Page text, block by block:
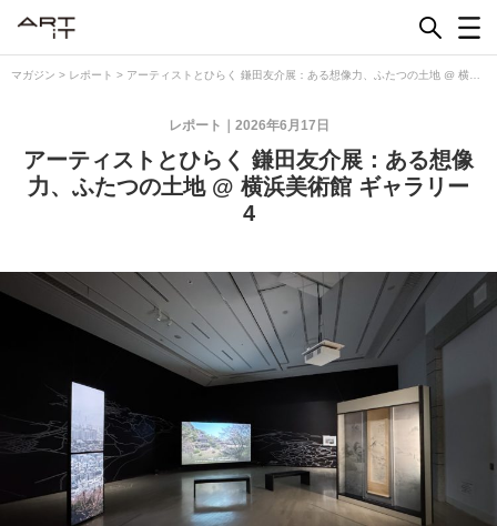
マガジン > レポート > アーティストとひらく 鎌田友介展：ある想像力、ふたつの土地 @ 横浜
2026年6月17日
レポート
アーティストとひらく 鎌田友介展：ある想像
力、ふたつの土地 @ 横浜美術館 ギャラリー
4